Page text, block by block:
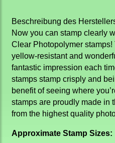
Beschreibung des
Now you can stamp clearly
Clear Photopolymer
yellow-resistant and
fantastic impression each
stamps stamp crisply and
benefit of seeing where
stamps are proudly made in
from the highest quality
Approximate Stamp Sizes: